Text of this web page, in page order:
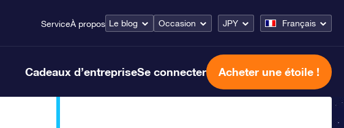
ServiceÀ propos Le blog Occasion JPY Français
Cadeaux d’entrepriseSe connecter Acheter une étoile !